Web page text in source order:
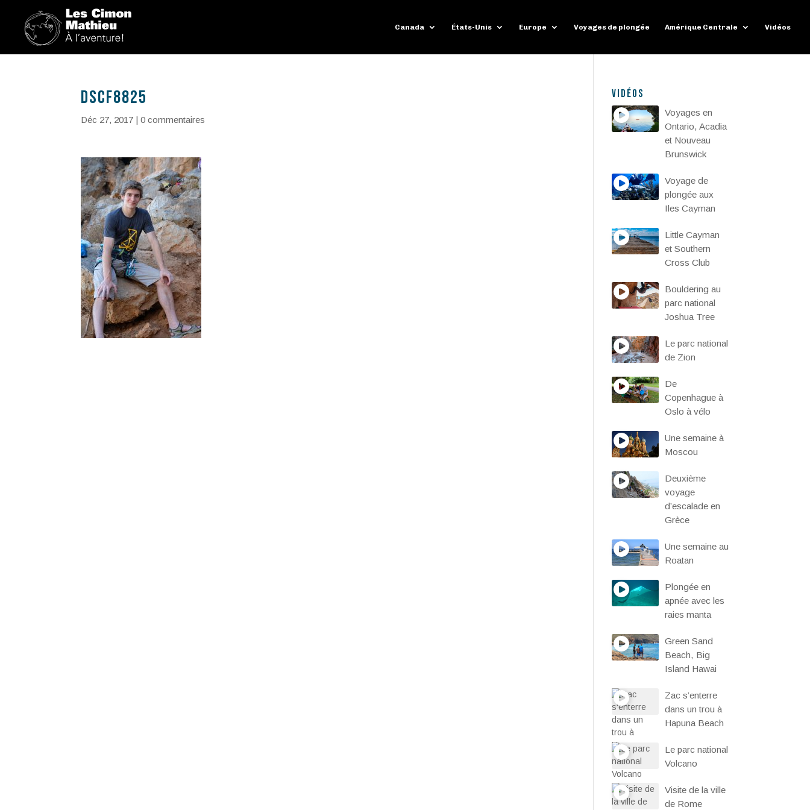
Canada États-Unis Europe Voyages de plongée Amérique Centrale Vidéos
DSCF8825
Déc 27, 2017 |0 commentaires
Vidéos
Voyages en
Ontario, Acadia
et Nouveau
Brunswick
Voyage de
plongée aux
Iles Cayman
Little Cayman
et Southern
Cross Club
Bouldering au
parc national
Joshua Tree
Le parc national
de Zion
De
Copenhague à
Oslo à vélo
Une semaine à
Moscou
Deuxième
voyage
d’escalade en
Grèce
Une semaine au
Roatan
Plongée en
apnée avec les
raies manta
Green Sand
Beach, Big
Island Hawai
Zac s’enterre
dans un trou à
Hapuna Beach
Le parc national
Volcano
Visite de la ville
de Rome